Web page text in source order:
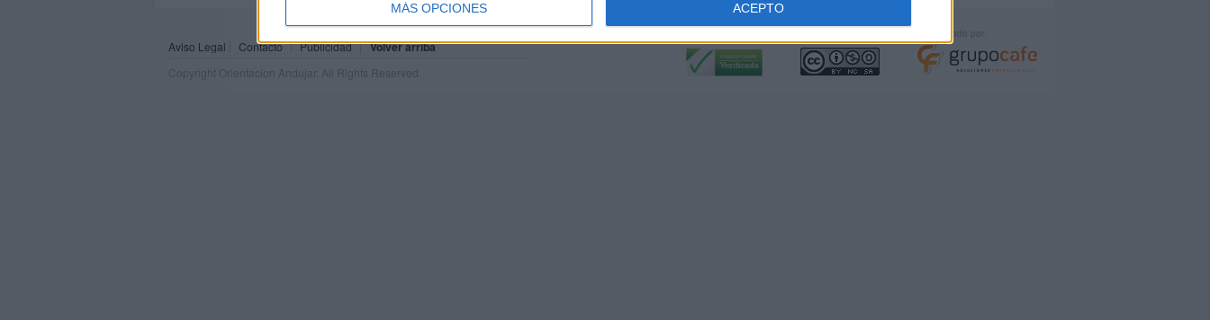
MÁS OPCIONES ACEPTO
Aviso Legal Contacto Publicidad Volver arriba
Copyright Orientacion Andujar. All Rights Reserved